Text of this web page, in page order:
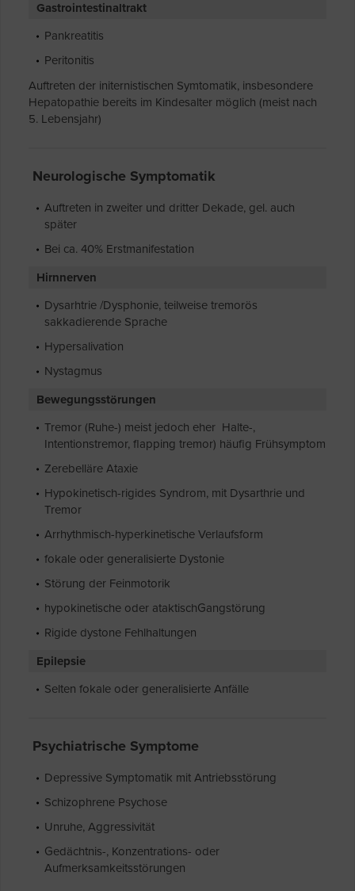
Gastrointestinaltrakt
Pankreatitis
Peritonitis
Auftreten der initernistischen Symtomatik, insbesondere
Hepatopathie bereits im Kindesalter möglich (meist nach
5. Lebensjahr)
Neurologische Symptomatik
Auftreten in zweiter und dritter Dekade, gel. auch
später
Bei ca. 40% Erstmanifestation
Hirnnerven
Dysarhtrie /Dysphonie, teilweise tremorös
sakkadierende Sprache
Hypersalivation
Nystagmus
Bewegungsstörungen
Tremor (Ruhe-) meist jedoch eher Halte-,
Intentionstremor, flapping tremor) häufig Frühsymptom
Zerebelläre Ataxie
Hypokinetisch-rigides Syndrom, mit Dysarthrie und
Tremor
Arrhythmisch-hyperkinetische Verlaufsform
fokale oder generalisierte Dystonie
Störung der Feinmotorik
hypokinetische oder ataktischGangstörung
Rigide dystone Fehlhaltungen
Epilepsie
Selten fokale oder generalisierte Anfälle
Psychiatrische Symptome
Depressive Symptomatik mit Antriebsstörung
Schizophrene Psychose
Unruhe, Aggressivität
Gedächtnis-, Konzentrations- oder
Aufmerksamkeitsstörungen